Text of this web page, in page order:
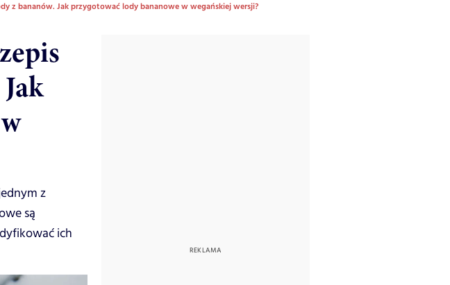
z bananów. Jak przygotować lody bananowe w wegańskiej wersji?
z
są
ich